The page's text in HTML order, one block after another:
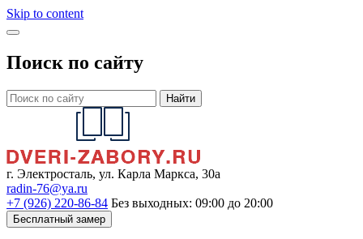
Skip to content
Поиск по сайту
Найти
г. Электросталь, ул. Карла Маркса, 30а
radin-76@ya.ru
+7 (926) 220-86-84 Без выходных: 09:00 до 20:00
Бесплатный замер